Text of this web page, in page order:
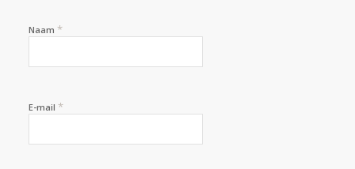
Naam *
E-mail *